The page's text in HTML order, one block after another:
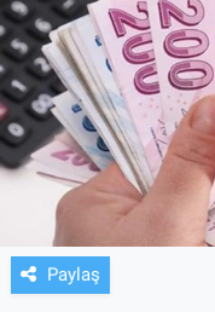
Paylaş
TV VE SİNEMA
BASKETBOL
SAĞLIK
GENEL
KÜLTÜR SANAT